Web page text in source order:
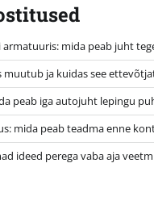
mida peab juht
muutub ja kuidas see
peab iga autojuht lepingu
mida peab teadma enne
ideed perega vaba aja